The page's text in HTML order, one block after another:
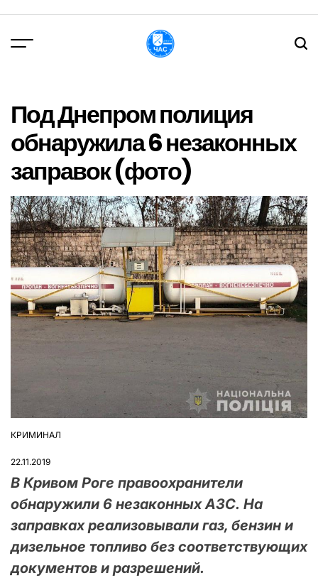
вмісту
Под Днепром полиция
обнаружила 6 незаконных
заправок (фото)
ОПУБЛІКУВАТИ
КРИМИНАЛ
22.11.2019
В Кривом Роге правоохранители
обнаружили 6 незаконных АЗС. На
заправках реализовывали газ, бензин и
дизельное топливо без соответствующих
документов и разрешений.